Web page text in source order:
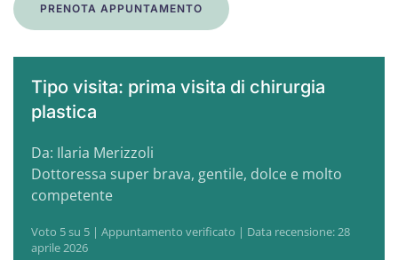
PRENOTA APPUNTAMENTO
Tipo visita: prima visita di chirurgia
plastica
Da: Ilaria Merizzoli
Dottoressa super brava, gentile, dolce e molto
competente
Voto 5 su 5 | Appuntamento verificato | Data recensione: 28
aprile 2026